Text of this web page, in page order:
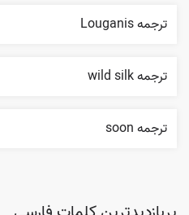
ترجمه Louganis
ترجمه wild silk
ترجمه soon